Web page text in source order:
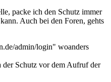
packe ich den Schutz immer
Auch bei den Foren, gehts
admin/login" woanders
Schutz vor dem Aufruf der